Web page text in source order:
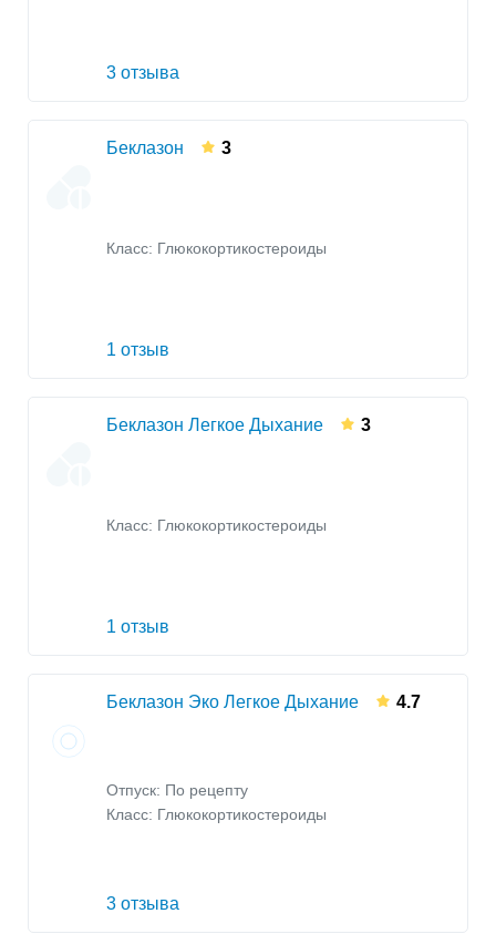
3 отзыва
Беклазон 3
Класс: Глюкокортикостероиды
1 отзыв
Беклазон Легкое Дыхание 3
Класс: Глюкокортикостероиды
1 отзыв
Беклазон Эко Легкое Дыхание 4.7
Отпуск: По рецепту
Класс: Глюкокортикостероиды
3 отзыва